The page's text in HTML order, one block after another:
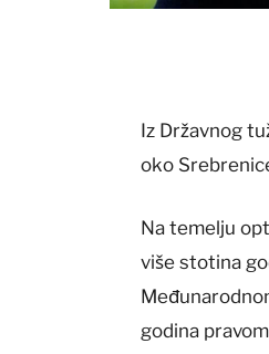
Iz Državnog
oko
Na temelju
više stotina
godina